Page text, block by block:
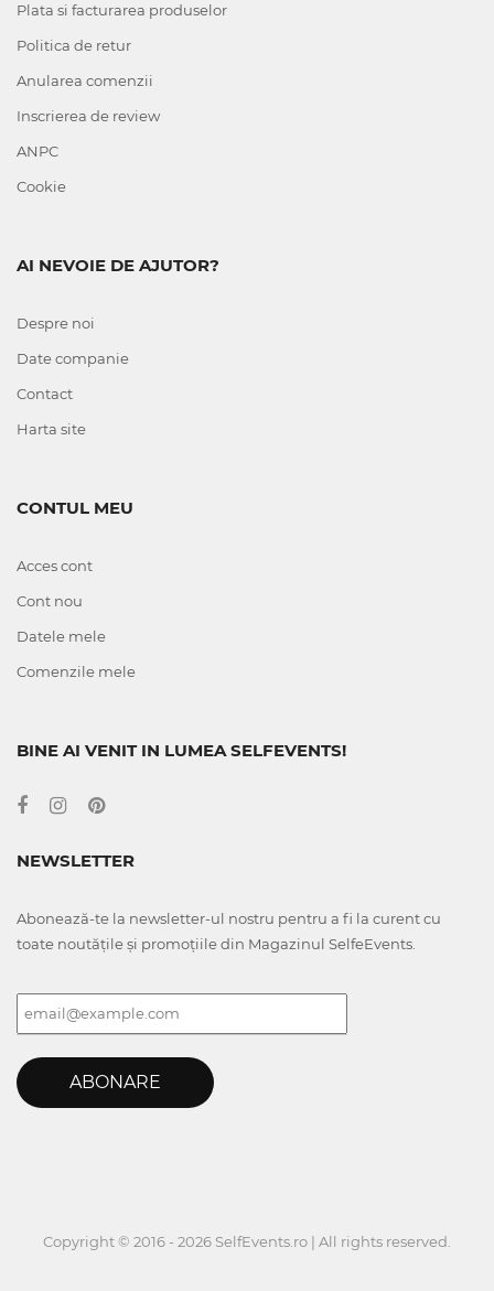
Plata si facturarea produselor
Politica de retur
Anularea comenzii
Inscrierea de review
ANPC
Cookie
AI NEVOIE DE AJUTOR?
Despre noi
Date companie
Contact
Harta site
CONTUL MEU
Acces cont
Cont nou
Datele mele
Comenzile mele
BINE AI VENIT IN LUMEA SELFEVENTS!
NEWSLETTER
Abonează-te la newsletter-ul nostru pentru a fi la curent cu
toate noutățile și promoțiile din Magazinul SelfeEvents.
ABONARE
Copyright © 2016 - 2026 SelfEvents.ro | All rights reserved.